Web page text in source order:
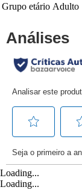
Grupo etário Adulto
Loading...
Loading...